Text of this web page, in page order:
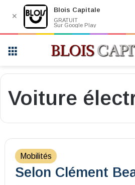
Voiture
Mobilités
Selon Clément
✕
Blois Capitale
GRATUIT
Sur Google Play